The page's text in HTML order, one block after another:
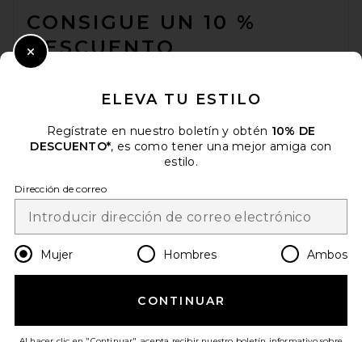
CONSIGUE UN 10 %
DESCUENTO
electrónico. Puede retirarse en cualquier momento.
Email Address
Change Country Regions
es EUR
¡AYÚDANOS A MEJORAR!
ELEVA TU ESTILO
Regístrate en nuestro boletín y obtén 10% DE
DESCUENTO*, es como tener una mejor amiga con
estilo.
Dirección de correo
Mujer Hombres Ambos
CONTINUAR
Close Modal